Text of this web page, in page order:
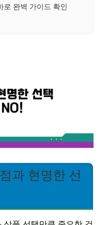
로 완벽 가이드 확인
과 현명한 선